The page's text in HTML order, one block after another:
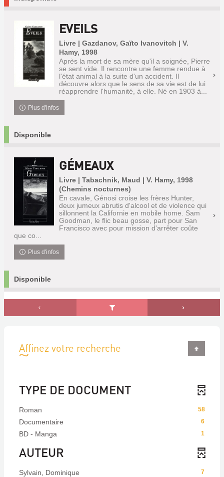
EVEILS
Livre | Gazdanov, Gaïto Ivanovitch | V.
Hamy, 1998
Après la mort de sa mère qu'il a soignée, Pierre
se sent vide. Il rencontre une femme rendue à
l'état animal à la suite d'un accident. Il
découvre alors que le sens de sa vie est de lui
réapprendre l'humanité, à elle. Né en 1903 à...
Plus d'infos
Disponible
GÉMEAUX
Livre | Tabachnik, Maud | V. Hamy, 1998
(Chemins nocturnes)
En cavale, Génosi croise les frères Hunter,
deux jumeux abrutis d'alcool et de violence qui
sillonnent la Californie en mobile home. Sam
Goodman, le flic beau gosse, part pour San
Francisco avec pour mission d'arrêter coûte
que co...
Plus d'infos
Disponible
Affinez votre recherche
TYPE DE DOCUMENT
58
Roman
6
Documentaire
1
BD - Manga
AUTEUR
7
Sylvain, Dominique